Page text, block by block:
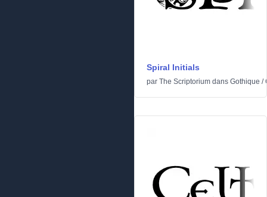
Spiral Initials
par The Scriptorium dans Gothique /